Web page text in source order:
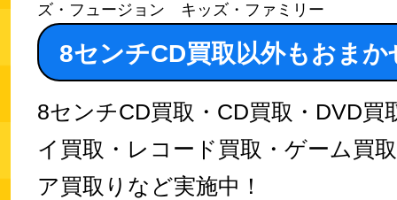
ズ・フュージョン キッズ・ファミリー
8センチCD買取以外もおまか
8センチCD買取・CD買取・DVD買
イ買取・レコード買取・ゲーム買
ア買取りなど実施中！